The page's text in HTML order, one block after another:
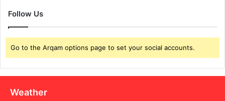
Follow Us
Go to the Arqam options page to set your social accounts.
Weather